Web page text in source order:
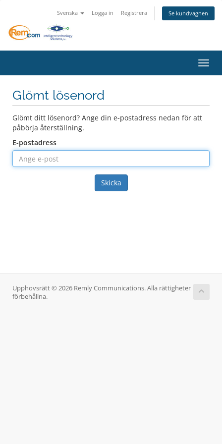
Svenska Logga in Registrera Se kundvagnen
Glömt lösenord
Glömt ditt lösenord? Ange din e-postadress nedan för att
påbörja återställning.
E-postadress
Skicka
Upphovsrätt © 2026 Remly Communications. Alla rättigheter
förbehållna.